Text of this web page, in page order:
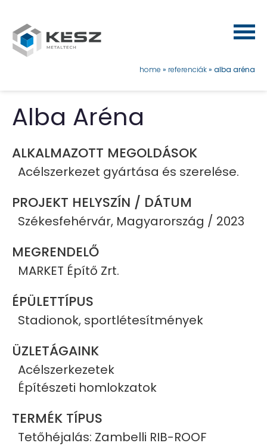
tartalomra
home referenciák alba aréna
Alba Aréna
ALKALMAZOTT MEGOLDÁSOK
Acélszerkezet gyártása és szerelése.
PROJEKT HELYSZÍN / DÁTUM
Székesfehérvár, Magyarország / 2023
MEGRENDELŐ
MARKET Építő Zrt.
ÉPÜLETTÍPUS
Stadionok, sportlétesítmények
ÜZLETÁGAINK
Acélszerkezetek
Építészeti homlokzatok
TERMÉK TÍPUS
Tetőhéjalás: Zambelli RIB-ROOF